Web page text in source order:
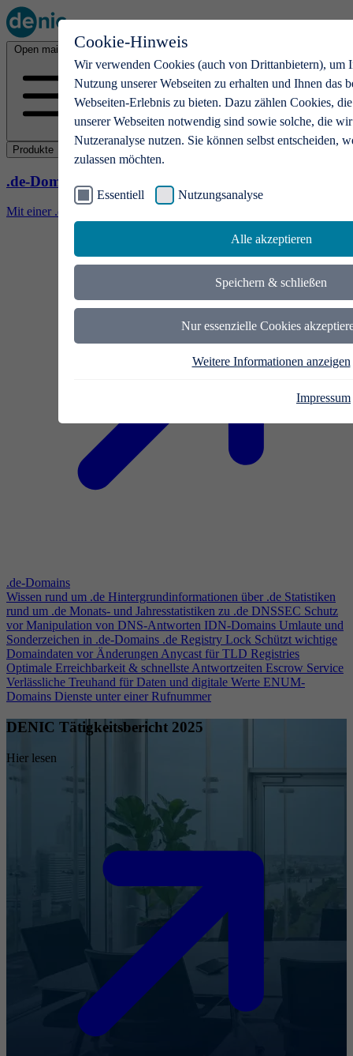
Cookie-Hinweis
Wir verwenden Cookies (auch von Drittanbietern), um
Nutzung unserer Webseiten zu erhalten und Ihnen das
Webseiten-Erlebnis zu bieten. Dazu zählen Cookies,
unserer Webseiten notwendig sind sowie solche, die
Nutzeranalyse nutzen. Sie können selbst entscheiden,
zulassen möchten.
Essentiell Nutzungsanalyse
Alle akzeptieren
Speichern & schließen
Nur essenzielle Cookies
Weitere Informationen anzeigen
Impressum
Open main menu
Produkte
.de-Domains
Mit einer .de-Domain erhalten Ideen eine Bühne
.de-Domains
Wissen rund um .de Hintergrundinformationen über .de Statistiken
rund um .de Monats- und Jahresstatistiken zu .de DNSSEC Schutz
vor Manipulation von DNS-Antworten IDN-Domains Umlaute und
Sonderzeichen in .de-Domains .de Registry Lock Schützt wichtige
Domaindaten vor ÄnderungenAnycast für TLD Registries
Optimale Erreichbarkeit & schnellste Antwortzeiten Escrow Service
Verlässliche Treuhand für Daten und digitale Werte ENUM-
Domains Dienste unter einer Rufnummer
DENIC Tätigkeitsbericht 2025
Hier lesen